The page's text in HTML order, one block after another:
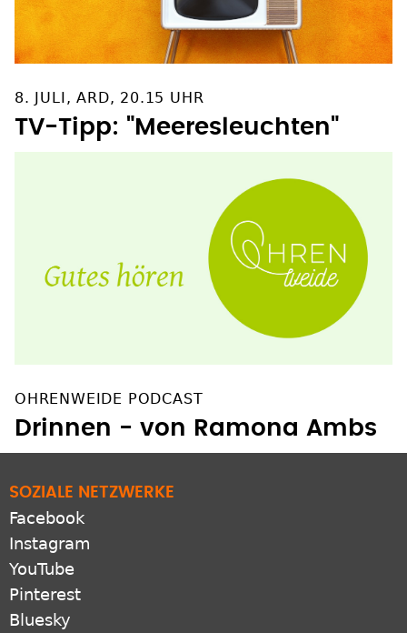
8. JULI, ARD, 20.15 UHR
TV-Tipp: "Meeresleuchten"
OHRENWEIDE PODCAST
Drinnen - von Ramona Ambs
SOZIALE NETZWERKE
Facebook
Instagram
YouTube
Pinterest
Bluesky